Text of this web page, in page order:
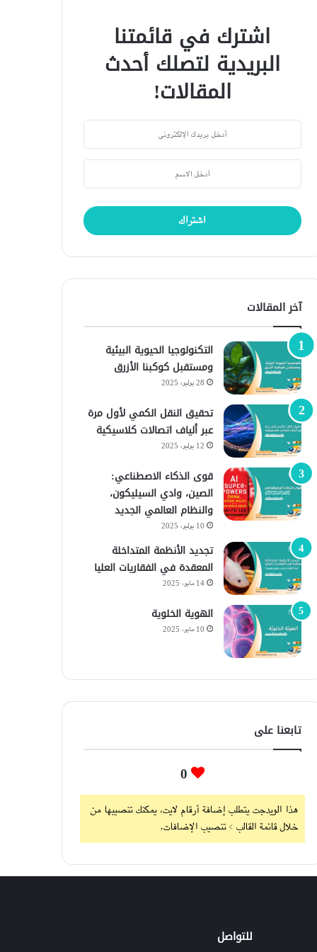
اشترك في قائمتنا
البريدية لتصلك أحدث
المقالات!
آخر المقالات
التكنولوجيا الحيوية البيئية
ومستقبل كوكبنا الأزرق
28 يوليو، 2025
تحقيق النقل الكمي لأول مرة
عبر ألياف اتصالات كلاسيكية
12 يوليو، 2025
قوى الذكاء الاصطناعي:
الصين، وادي السيليكون،
والنظام العالمي الجديد
10 يوليو، 2025
تجديد الأنظمة المتداخلة
المعقدة في الفقاريات العليا
14 مايو، 2025
الهوية الخلوية
10 مايو، 2025
تابعنا على
0
هذا الويدجت يتطلب إضافة أرقام لايت، يمكنك تنصيبها من
خلال قائمة القالب > تنصيب الإضافات.
للتواصل